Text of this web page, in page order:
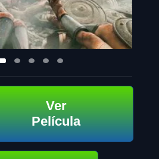
Ver
Película